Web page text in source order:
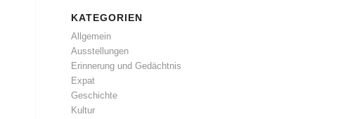
KATEGORIEN
Allgemein
Ausstellungen
Erinnerung und Gedächtnis
Expat
Geschichte
Kultur